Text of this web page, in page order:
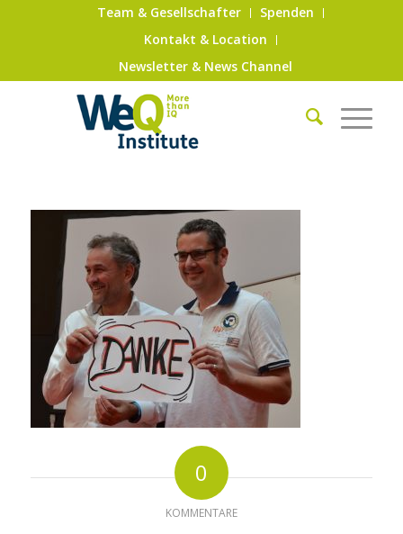
Team & Gesellschafter
Spenden
Kontakt & Location
Newsletter & News Channel
0
KOMMENTARE